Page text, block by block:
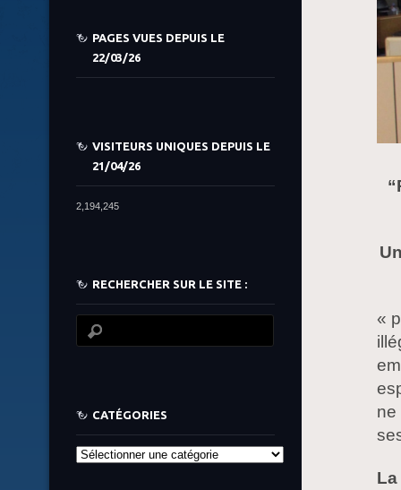
«
ne
PAGES VUES DEPUIS LE
22/03/26
VISITEURS UNIQUES DEPUIS LE
21/04/26
2,194,245
RECHERCHER SUR LE SITE :
CATÉGORIES
Catégories